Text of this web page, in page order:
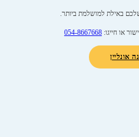
באילת למושלמת ביותר.
או חייגו:054-8667668
אונליין